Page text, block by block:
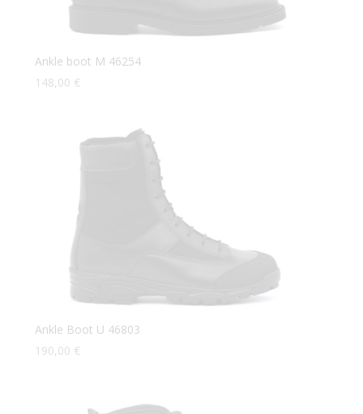
Ankle boot M 46254
148,00 €
Ankle Boot U 46803
190,00 €